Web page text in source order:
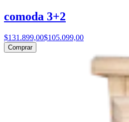
comoda 3+2
$131.899,00$105.099,00
Comprar